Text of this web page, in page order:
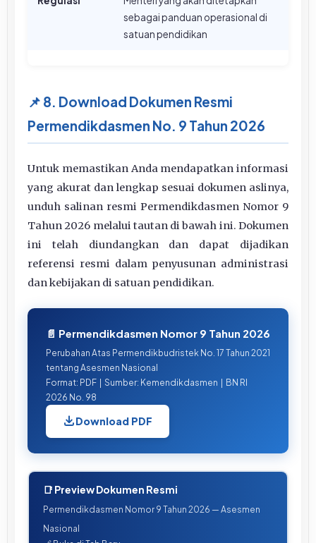
sebagai panduan operasional di
satuan pendidikan
📌 8. Download Dokumen Resmi
Permendikdasmen No. 9 Tahun 2026
Untuk memastikan Anda mendapatkan informasi
yang akurat dan lengkap sesuai dokumen aslinya,
unduh salinan resmi Permendikdasmen Nomor 9
Tahun 2026 melalui tautan di bawah ini. Dokumen
ini telah diundangkan dan dapat dijadikan
referensi resmi dalam penyusunan administrasi
dan kebijakan di satuan pendidikan.
📄 Permendikdasmen Nomor 9 Tahun 2026
Perubahan Atas Permendikbudristek No. 17 Tahun 2021
tentang Asesmen Nasional
Format: PDF | Sumber: Kemendikdasmen | BN RI
2026 No. 98
Download PDF
📑 Preview Dokumen Resmi
Permendikdasmen Nomor 9 Tahun 2026 — Asesmen
Nasional